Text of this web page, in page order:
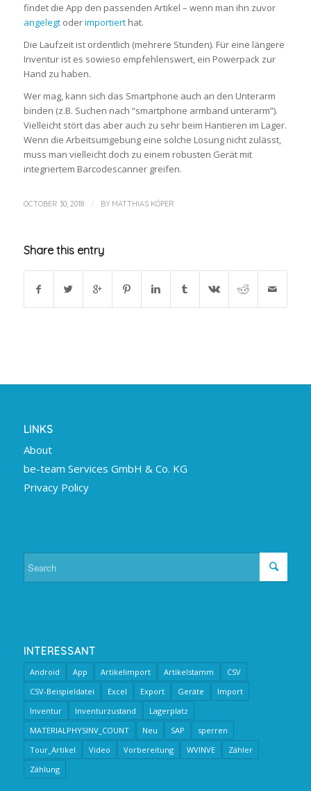
findet die App den passenden Artikel – wenn man ihn zuvor
angelegtoderimportierthat.
Die Laufzeit ist ordentlich (mehrere Stunden). Für eine längere
Inventur ist es sowieso empfehlenswert, ein Powerpack zur
Hand zu haben.
Wer mag, kann sich das Smartphone auch an den Unterarm
binden (z.B. Suchen nach “smartphone armband unterarm”).
Vielleicht stört das aber auch zu sehr beim Hantieren im Lager.
Wenn die Arbeitsumgebung eine solche Lösung nicht zulässt,
muss man vielleicht doch zu einem robusten Gerät mit
integriertem Barcodescanner greifen.
OCTOBER 30, 2018 / BY MATTHIAS KÖPER
Share this entry
LINKS
About
be-team Services GmbH & Co. KG
Privacy Policy
INTERESSANT
Android App Artikelimport Artikelstamm
CSV
CSV-Beispieldatei
Excel Export Geräte
Import
Inventur
Inventurzustand
Lagerplatz
MATERIALPHYSINV_COUNT
Neu SAP
sperren
Tour_Artikel
Video Vorbereitung WVINVE
Zähler
Zählung